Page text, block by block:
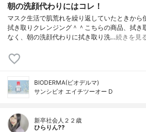
朝の洗顔代わりにはコレ！
マスク生活で肌荒れを繰り返していたときから
拭き取りクレンジング＾＾こちらの商品、拭き
なく、朝の洗顔代わりに拭き取り洗…続きを見
BIODERMA(ビオデルマ)
サンシビオ エイチツーオー D
新卒社会人２２歳
ひらりん??